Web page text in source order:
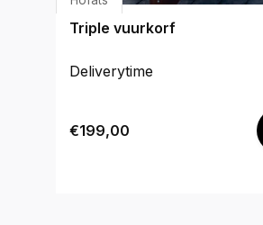
Triple vuurkorf
Deliverytime
€199,00